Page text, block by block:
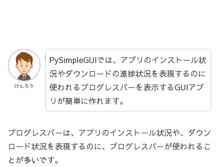
けんろう
PySimpleGUIでは、アプリのインストール状
況やダウンロードの進捗状況を表現するのに
使われるプログレスバーを表示するGUIアプ
リが簡単に作れます。
プログレスバーは、アプリのインストール状況や、ダウン
ロード状況を表現するのに、プログレスバーが使われるこ
とが多いです。